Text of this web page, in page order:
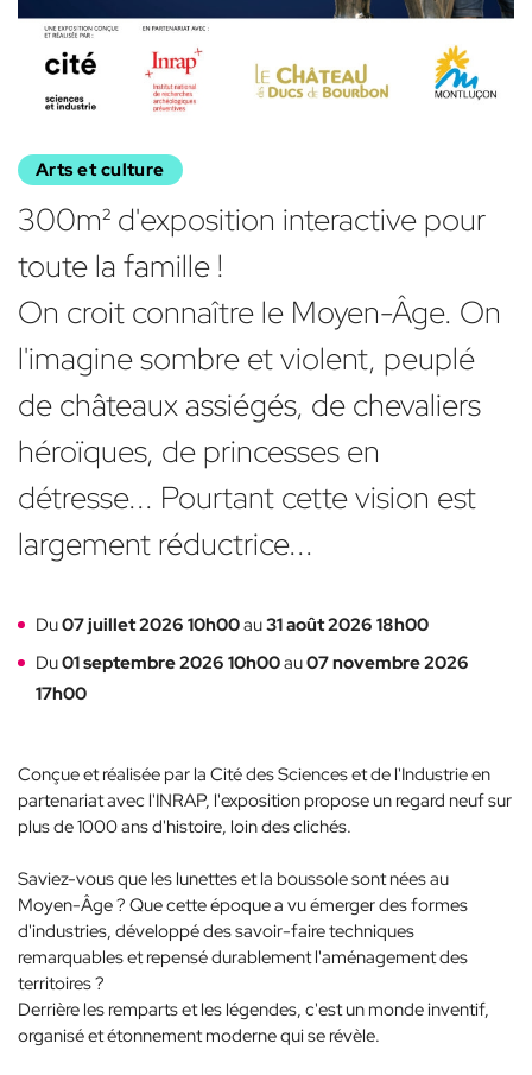
Arts et culture
300m² d'exposition interactive pour
toute la famille !
On croit connaître le Moyen-Âge. On
l'imagine sombre et violent, peuplé
de châteaux assiégés, de chevaliers
héroïques, de princesses en
détresse... Pourtant cette vision est
largement réductrice...
Du07 juillet 2026 10h00au31 août 2026 18h00
Du01 septembre 2026 10h00au07 novembre 2026
17h00
Conçue et réalisée par la Cité des Sciences et de l'Industrie en
partenariat avec l'INRAP, l'exposition propose un regard neuf sur
plus de 1000 ans d'histoire, loin des clichés.
Saviez-vous que les lunettes et la boussole sont nées au
Moyen-Âge ? Que cette époque a vu émerger des formes
d'industries, développé des savoir-faire techniques
remarquables et repensé durablement l'aménagement des
territoires ?
Derrière les remparts et les légendes, c'est un monde inventif,
organisé et étonnement moderne qui se révèle.